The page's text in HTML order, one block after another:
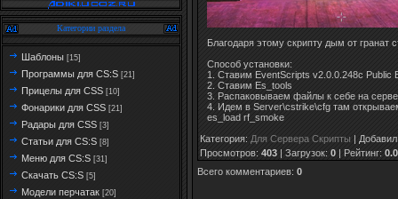
Категории раздела
Шаблоны [15]
Программы для CS:S [21]
Прицелы для CSS [10]
Фонарики для CSS [21]
Радары для CSS [3]
Статьи для CS:S [8]
Меню для CS:S [31]
Скачать CS:S [5]
Модели перчатак [20]
Благодаря этому скрипту дым от гранат
Способ установки:
1. Ставим EventScripts v2.0.0.248c Public
2. Ставим Es_tools
3. Распаковываем файлы к себе на
4. Идем в Server\cstrike\cfg там
es_load rf_smoke
Категория: Для Сервера Скрипты | Добавил
Просмотров: 403 | Загрузок: 0 | Рейтинг: 0.0
Всего комментариев: 0